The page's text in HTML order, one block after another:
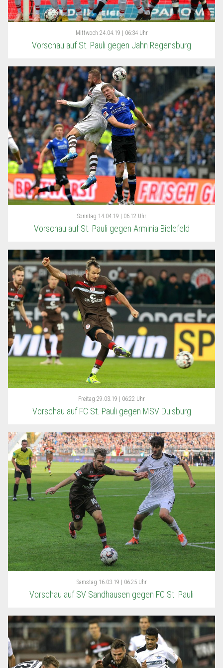
Mittwoch 24.04.19 | 06:34 Uhr
Vorschau auf St. Pauli gegen Jahn Regensburg
Sonntag 14.04.19 | 06:12 Uhr
Vorschau auf St. Pauli gegen Arminia Bielefeld
Freitag 29.03.19 | 06:22 Uhr
Vorschau auf FC St. Pauli gegen MSV Duisburg
Samstag 16.03.19 | 06:25 Uhr
Vorschau auf SV Sandhausen gegen FC St. Pauli